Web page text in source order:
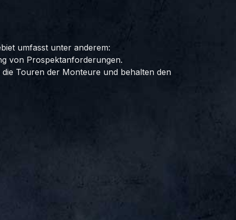
umfasst unter anderem:
von Prospektanforderungen.
Touren der Monteure und behalten den